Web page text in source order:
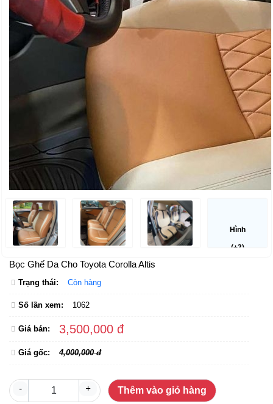
Hình
(+3)
Bọc Ghế Da Cho Toyota Corolla Altis
Trạng thái: Còn hàng
Số lần xem: 1062
Giá bán: 3,500,000 đ
Giá gốc: 4,000,000 đ
- + Thêm vào giỏ hàng